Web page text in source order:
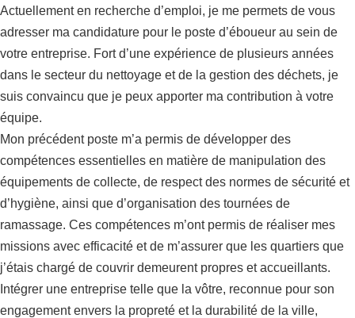
Actuellement en recherche d’emploi, je me permets de vous
adresser ma candidature pour le poste d’éboueur au sein de
votre entreprise. Fort d’une expérience de plusieurs années
dans le secteur du nettoyage et de la gestion des déchets, je
suis convaincu que je peux apporter ma contribution à votre
équipe.
Mon précédent poste m’a permis de développer des
compétences essentielles en matière de manipulation des
équipements de collecte, de respect des normes de sécurité et
d’hygiène, ainsi que d’organisation des tournées de
ramassage. Ces compétences m’ont permis de réaliser mes
missions avec efficacité et de m’assurer que les quartiers que
j’étais chargé de couvrir demeurent propres et accueillants.
Intégrer une entreprise telle que la vôtre, reconnue pour son
engagement envers la propreté et la durabilité de la ville,